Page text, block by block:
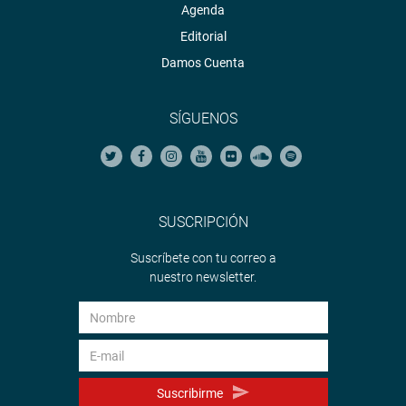
Agenda
Editorial
Damos Cuenta
SÍGUENOS
SUSCRIPCIÓN
Suscríbete con tu correo a
nuestro newsletter.
Suscribirme